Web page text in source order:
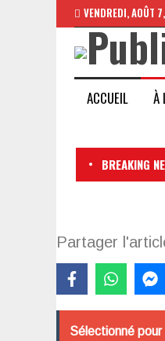
VENDREDI, AOÛT
ACCUEIL À
BREAKING
Partager
Sélectionné pour